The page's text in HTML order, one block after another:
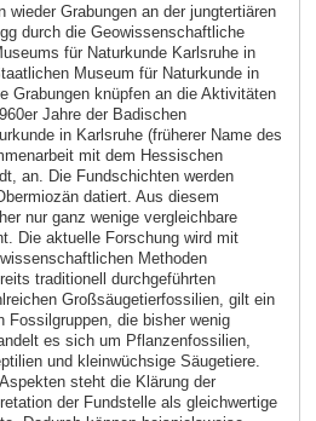
wieder Grabungen an der jungtertiären
durch die Geowissenschaftliche
für Naturkunde Karlsruhe in
Museum für Naturkunde in
Grabungen knüpfen an die Aktivitäten
Jahre der Badischen
in Karlsruhe (früherer Name des
mit dem Hessischen
an. Die Fundschichten werden
datiert. Aus diesem
nur ganz wenige vergleichbare
Die aktuelle Forschung wird mit
Methoden
traditionell durchgeführten
Großsäugetierfossilien, gilt ein
Fossilgruppen, die bisher wenig
es sich um Pflanzenfossilien,
und kleinwüchsige Säugetiere.
steht die Klärung der
der Fundstelle als gleichwertige